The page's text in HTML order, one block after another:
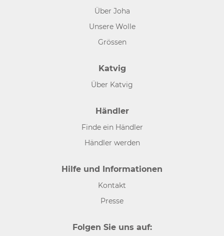
Über Joha
Unsere Wolle
Grössen
Katvig
Über Katvig
Händler
Finde ein Händler
Händler werden
Hilfe und Informationen
Kontakt
Presse
Folgen Sie uns auf: